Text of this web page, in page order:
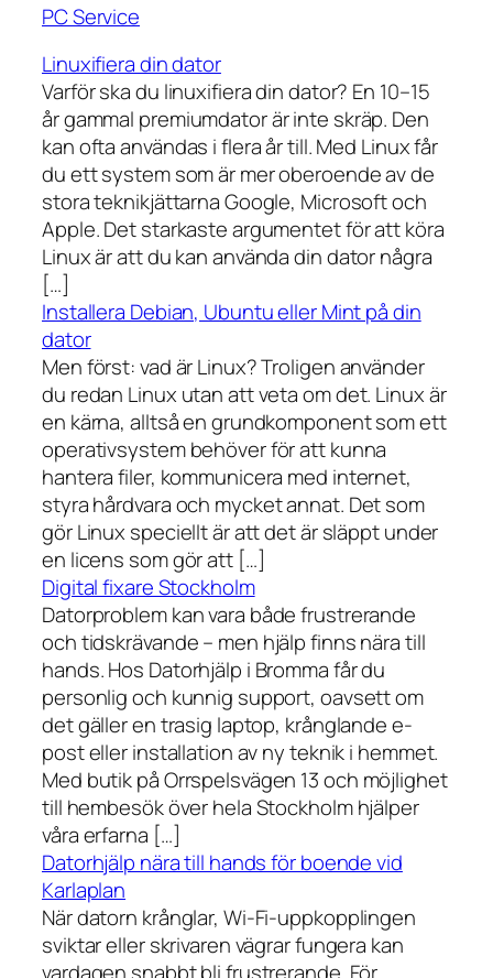
PC Service
Linuxifiera din dator
Varför ska du linuxifiera din dator? En 10–15
år gammal premiumdator är inte skräp. Den
kan ofta användas i flera år till. Med Linux får
du ett system som är mer oberoende av de
stora teknikjättarna Google, Microsoft och
Apple. Det starkaste argumentet för att köra
Linux är att du kan använda din dator några
[…]
Installera Debian, Ubuntu eller Mint på din
dator
Men först: vad är Linux? Troligen använder
du redan Linux utan att veta om det. Linux är
en kärna, alltså en grundkomponent som ett
operativsystem behöver för att kunna
hantera filer, kommunicera med internet,
styra hårdvara och mycket annat. Det som
gör Linux speciellt är att det är släppt under
en licens som gör att […]
Digital fixare Stockholm
Datorproblem kan vara både frustrerande
och tidskrävande – men hjälp finns nära till
hands. Hos Datorhjälp i Bromma får du
personlig och kunnig support, oavsett om
det gäller en trasig laptop, krånglande e-
post eller installation av ny teknik i hemmet.
Med butik på Orrspelsvägen 13 och möjlighet
till hembesök över hela Stockholm hjälper
våra erfarna […]
Datorhjälp nära till hands för boende vid
Karlaplan
När datorn krånglar, Wi-Fi-uppkopplingen
sviktar eller skrivaren vägrar fungera kan